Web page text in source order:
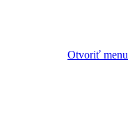
Otvoriť menu